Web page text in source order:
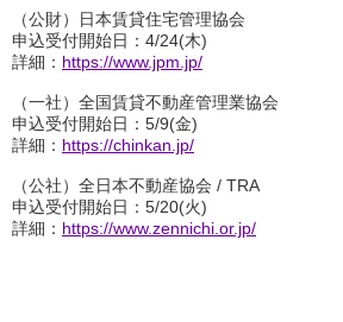
（公財）日本賃貸住宅管理協会
申込受付開始日：4/24(木)
詳細： https://www.jpm.jp/
（一社）全国賃貸不動産管理業協会
申込受付開始日：5/9(金)
詳細： https://chinkan.jp/
（公社）全日本不動産協会 / TRA
申込受付開始日：5/20(火)
詳細： https://www.zennichi.or.jp/